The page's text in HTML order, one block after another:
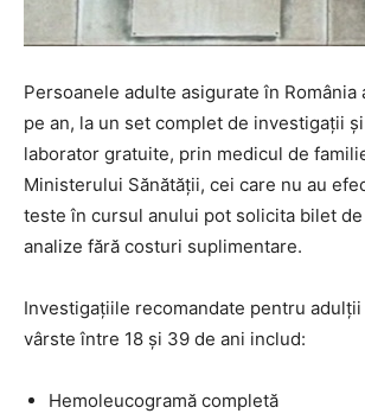
Persoanele adulte asigurate în România
pe an, la un set complet de investigații
laborator gratuite, prin medicul de
Ministerului Sănătății, cei care nu au
teste în cursul anului pot solicita bilet
analize fără costuri suplimentare.
Investigațiile recomandate pentru
vârste între 18 și 39 de ani includ:
Hemoleucogramă completă